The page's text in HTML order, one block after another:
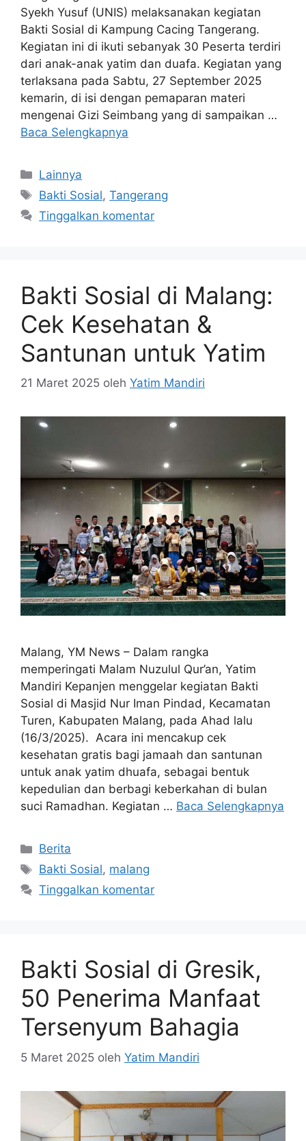
Syekh Yusuf (UNIS) melaksanakan kegiatan
Bakti Sosial di Kampung Cacing Tangerang.
Kegiatan ini di ikuti sebanyak 30 Peserta terdiri
dari anak-anak yatim dan duafa. Kegiatan yang
terlaksana pada Sabtu, 27 September 2025
kemarin, di isi dengan pemaparan materi
mengenai Gizi Seimbang yang di sampaikan …
Baca Selengkapnya
Lainnya
Bakti Sosial,Tangerang
Tinggalkan komentar
Bakti Sosial di Malang:
Cek Kesehatan &
Santunan untuk Yatim
21 Maret 2025 oleh Yatim Mandiri
Malang, YM News – Dalam rangka
memperingati Malam Nuzulul Qur’an, Yatim
Mandiri Kepanjen menggelar kegiatan Bakti
Sosial di Masjid Nur Iman Pindad, Kecamatan
Turen, Kabupaten Malang, pada Ahad lalu
(16/3/2025). Acara ini mencakup cek
kesehatan gratis bagi jamaah dan santunan
untuk anak yatim dhuafa, sebagai bentuk
kepedulian dan berbagi keberkahan di bulan
suci Ramadhan. Kegiatan … Baca Selengkapnya
Berita
Bakti Sosial, malang
Tinggalkan komentar
Bakti Sosial di Gresik,
50 Penerima Manfaat
Tersenyum Bahagia
5 Maret 2025 oleh Yatim Mandiri